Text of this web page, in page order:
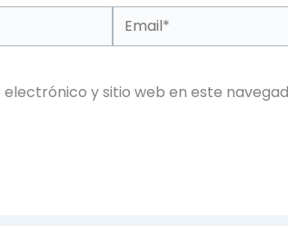
Email*
y sitio web en este